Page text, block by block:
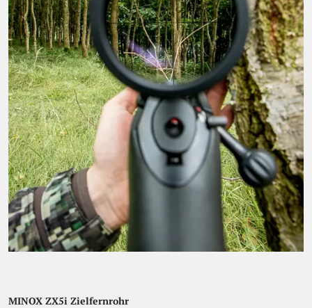
MINOX ZX5i Zielfernrohr